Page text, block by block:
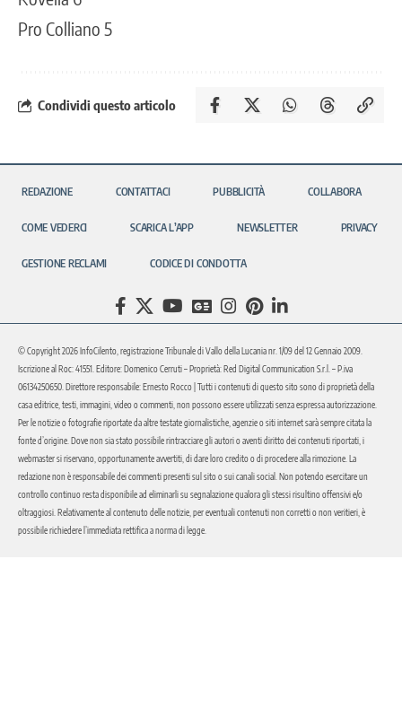
Pro Colliano 5
Condividi questo articolo
REDAZIONE CONTATTACI PUBBLICITÀ COLLABORA
COME VEDERCI SCARICA L’APP NEWSLETTER PRIVACY
GESTIONE RECLAMI CODICE DI CONDOTTA
© Copyright 2026 InfoCilento, registrazione Tribunale di Vallo della Lucania nr. 1/09 del 12 Gennaio 2009.
Iscrizione al Roc: 41551. Editore: Domenico Cerruti – Proprietà: Red Digital Communication S.r.l. – P.iva
06134250650. Direttore responsabile: Ernesto Rocco | Tutti i contenuti di questo sito sono di proprietà della
casa editrice, testi, immagini, video o commenti, non possono essere utilizzati senza espressa autorizzazione.
Per le notizie o fotografie riportate da altre testate giornalistiche, agenzie o siti internet sarà sempre citata la
fonte d’origine. Dove non sia stato possibile rintracciare gli autori o aventi diritto dei contenuti riportati, i
webmaster si riservano, opportunamente avvertiti, di dare loro credito o di procedere alla rimozione. La
redazione non è responsabile dei commenti presenti sul sito o sui canali social. Non potendo esercitare un
controllo continuo resta disponibile ad eliminarli su segnalazione qualora gli stessi risultino offensivi e/o
oltraggiosi. Relativamente al contenuto delle notizie, per eventuali contenuti non corretti o non veritieri, è
possibile richiedere l’immediata rettifica a norma di legge.